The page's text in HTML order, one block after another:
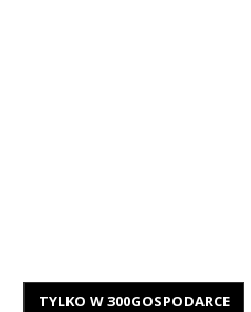
TYLKO W 300GOSPODARCE